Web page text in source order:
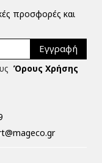
προσφορές και
Εγγραφή
Όρους Χρήσης